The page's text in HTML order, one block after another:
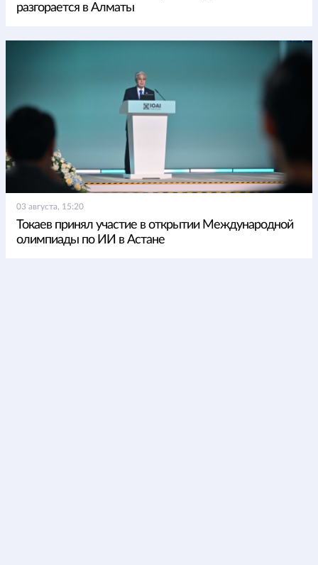
разгорается в Алматы
03 августа, 15:20
Токаев принял участие в открытии Международной
олимпиады по ИИ в Астане